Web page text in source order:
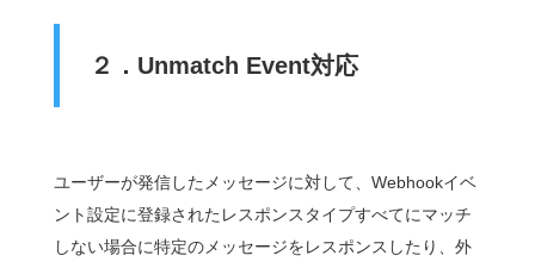
２．Unmatch Event対応
ユーザーが発信したメッセージに対して、Webhookイベ
ント設定に登録されたレスポンスタイプすべてにマッチ
しない場合に特定のメッセージをレスポンスしたり、外